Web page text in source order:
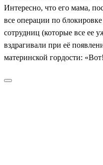
Интересно, что его мама,
все операции по
сотрудниц (которые все ее
вздрагивали при её
материнской гордости: